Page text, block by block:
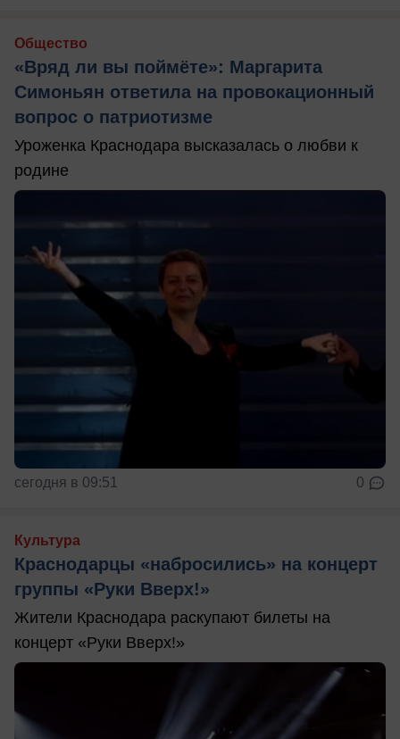
Общество
«Вряд ли вы поймёте»: Маргарита
Симоньян ответила на провокационный
вопрос о патриотизме
Уроженка Краснодара высказалась о любви к
родине
сегодня в 09:51 0
Культура
Краснодарцы «набросились» на концерт
группы «Руки Вверх!»
Жители Краснодара раскупают билеты на
концерт «Руки Вверх!»